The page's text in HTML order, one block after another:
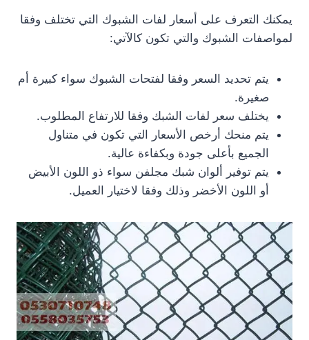
يمكنك التعرف على أسعار لفات الشبوك التي تختلف وفقا
لمواصفات الشبوك والتي تكون كالآتي:
يتم تحديد السعر وفقا لفتحات الشبوك سواء كبيرة أم
صغيرة.
يختلف سعر لفات الشبك وفقا للارتفاع المطلوب.
يتم منحك أرخص الأسعار التي تكون في متناول
الجميع بأعلى جودة وبكفاءة عالية.
يتم توفير ألوان شبك مجلفن سواء ذو اللون الأبيض
أو اللون الأخضر وذلك وفقا لاختيار العميل.